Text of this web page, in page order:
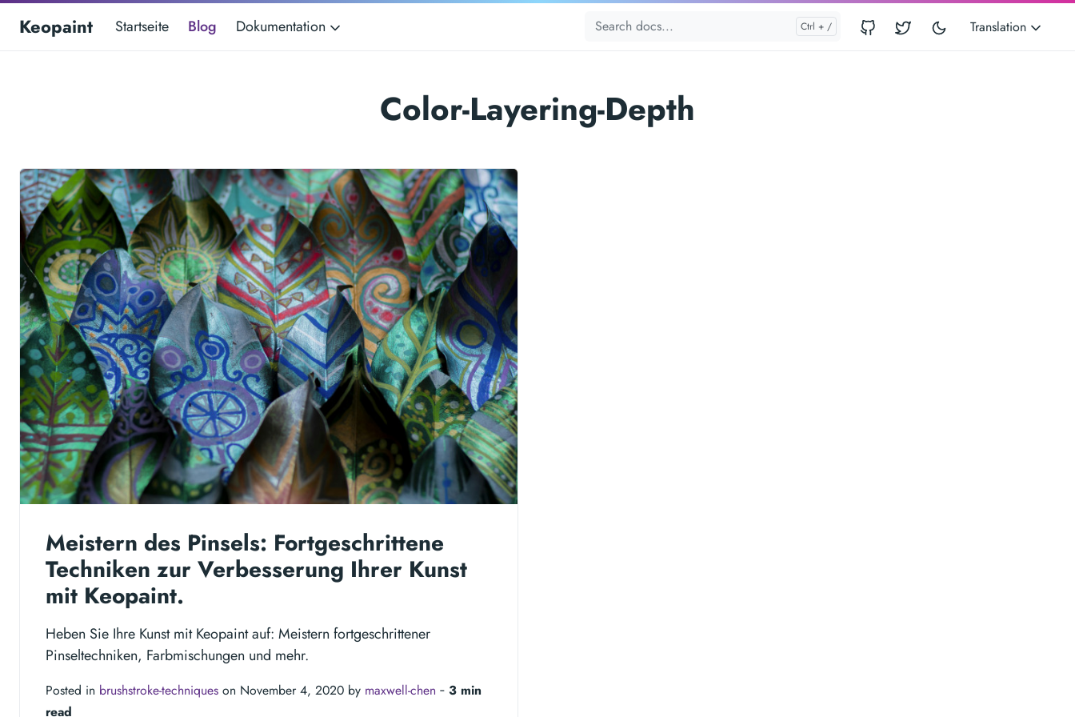
Keopaint Startseite Blog Dokumentation Translation
Color-Layering-Depth
Meistern des Pinsels: Fortgeschrittene
Techniken zur Verbesserung Ihrer Kunst
mit Keopaint.
Heben Sie Ihre Kunst mit Keopaint auf: Meistern fortgeschrittener
Pinseltechniken, Farbmischungen und mehr.
Posted in brushstroke-techniques on November 4, 2020 by maxwell-chen ‐ 3 min
read